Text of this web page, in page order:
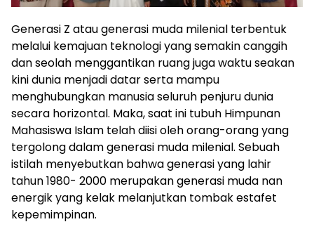
Generasi Z atau generasi muda milenial terbentuk
melalui kemajuan teknologi yang semakin canggih
dan seolah menggantikan ruang juga waktu seakan
kini dunia menjadi datar serta mampu
menghubungkan manusia seluruh penjuru dunia
secara horizontal. Maka, saat ini tubuh Himpunan
Mahasiswa Islam telah diisi oleh orang-orang yang
tergolong dalam generasi muda milenial. Sebuah
istilah menyebutkan bahwa generasi yang lahir
tahun 1980- 2000 merupakan generasi muda nan
energik yang kelak melanjutkan tombak estafet
kepemimpinan.